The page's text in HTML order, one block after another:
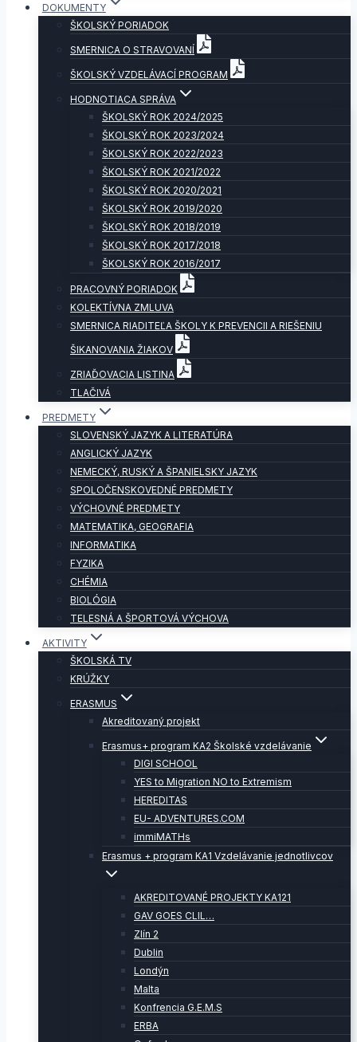
DOKUMENTY
ŠKOLSKÝ PORIADOK
SMERNICA O STRAVOVANÍ
ŠKOLSKÝ VZDELÁVACÍ PROGRAM
HODNOTIACA SPRÁVA
ŠKOLSKÝ ROK 2024/2025
ŠKOLSKÝ ROK 2023/2024
ŠKOLSKÝ ROK 2022/2023
ŠKOLSKÝ ROK 2021/2022
ŠKOLSKÝ ROK 2020/2021
ŠKOLSKÝ ROK 2019/2020
ŠKOLSKÝ ROK 2018/2019
ŠKOLSKÝ ROK 2017/2018
ŠKOLSKÝ ROK 2016/2017
PRACOVNÝ PORIADOK
KOLEKTÍVNA ZMLUVA
SMERNICA RIADITEĽA ŠKOLY K PREVENCII A RIEŠENIU
ŠIKANOVANIA ŽIAKOV
ZRIAĎOVACIA LISTINA
TLAČIVÁ
PREDMETY
SLOVENSKÝ JAZYK A LITERATÚRA
ANGLICKÝ JAZYK
NEMECKÝ, RUSKÝ A ŠPANIELSKY JAZYK
SPOLOČENSKOVEDNÉ PREDMETY
VÝCHOVNÉ PREDMETY
MATEMATIKA, GEOGRAFIA
INFORMATIKA
FYZIKA
CHÉMIA
BIOLÓGIA
TELESNÁ A ŠPORTOVÁ VÝCHOVA
AKTIVITY
ŠKOLSKÁ TV
KRÚŽKY
ERASMUS
Akreditovaný projekt
Erasmus+ program KA2 Školské vzdelávanie
DIGI SCHOOL
YES to Migration NO to Extremism
HEREDITAS
EU- ADVENTURES.COM
immiMATHs
Erasmus + program KA1 Vzdelávanie jednotlivcov
AKREDITOVANÉ PROJEKTY KA121
GAV GOES CLIL…
Zlín 2
Dublin
Londýn
Malta
Konfrencia G.E.M.S
ERBA